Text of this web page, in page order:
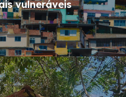
vulneráveis